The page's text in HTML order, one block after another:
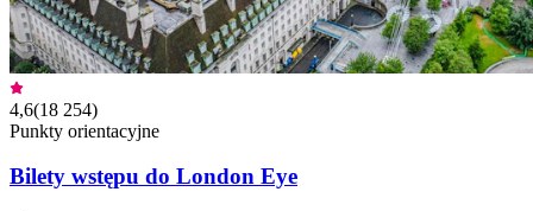
4,6(18 254)
Punkty orientacyjne
Bilety wstępu do London Eye